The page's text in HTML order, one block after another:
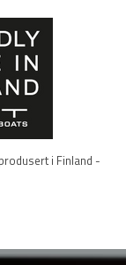
i Finland -